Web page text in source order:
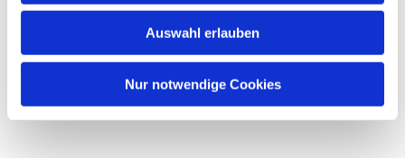
Auswahl erlauben
Nur notwendige Cookies